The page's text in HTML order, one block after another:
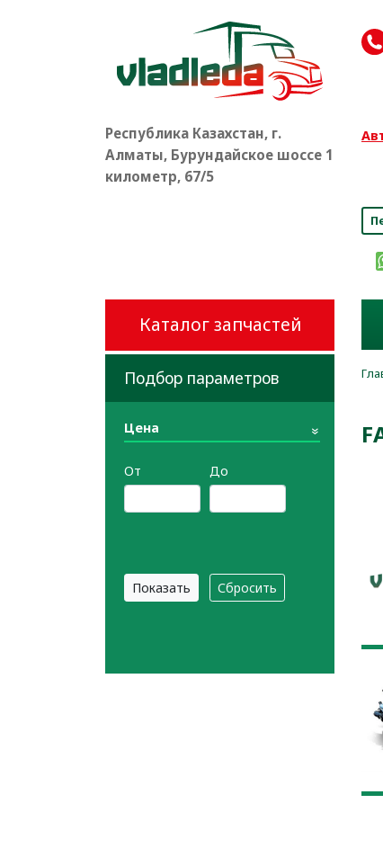
Республика Казахстан, г.
Алматы, Бурундайское шоссе 1
километр, 67/5
Каталог запчастей
Подбор параметров
Цена
От До
Сбросить